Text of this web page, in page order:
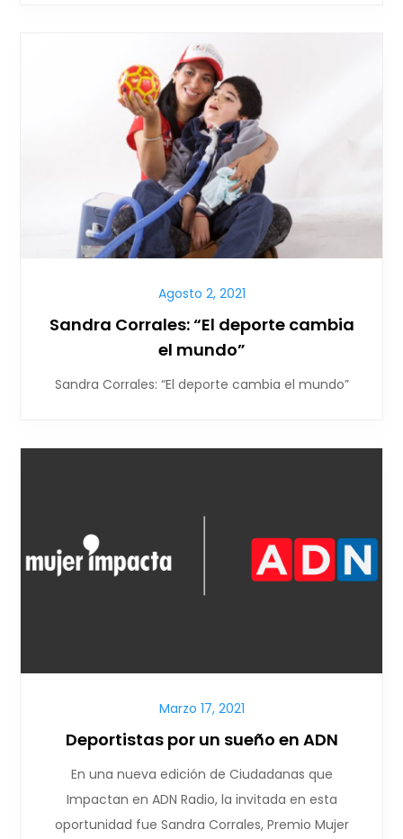
Agosto 2, 2021
Sandra Corrales: “El deporte cambia
el mundo”
Sandra Corrales: “El deporte cambia el mundo”
Marzo 17, 2021
Deportistas por un sueño en ADN
En una nueva edición de Ciudadanas que
Impactan en ADN Radio, la invitada en esta
oportunidad fue Sandra Corrales, Premio Mujer